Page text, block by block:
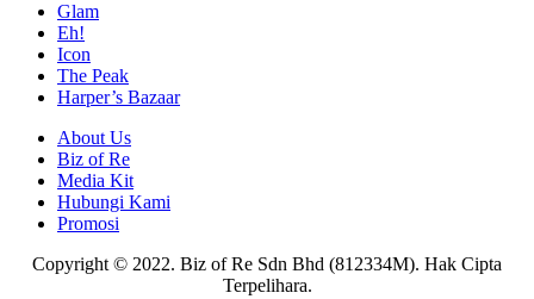
Glam
Eh!
Icon
The Peak
Harper’s Bazaar
About Us
Biz of Re
Media Kit
Hubungi Kami
Promosi
Copyright © 2022. Biz of Re Sdn Bhd (812334M). Hak Cipta
Terpelihara.